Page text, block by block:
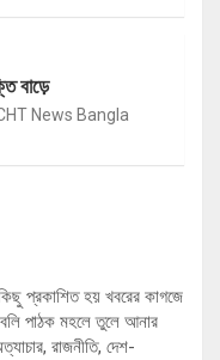
বাড়ে
News Bangla
কিছু প্রকাশিত হয় খবরের কাগজে
পাঠক মহলে তুলে আনার
রাজনীতি, দেশ-